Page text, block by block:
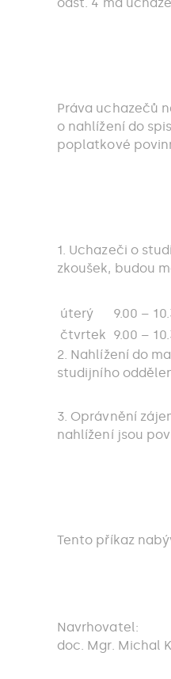
Práva uchazečů
o nahlížení do
poplatkové
1. Uchazeči o
zkoušek, budou
úterý 9.00 –
čtvrtek 9.00 –
2. Nahlížení do
studijního
3. Oprávnění
nahlížení jsou
Tento příkaz
Navrhovatel:
doc. Mgr. Michal